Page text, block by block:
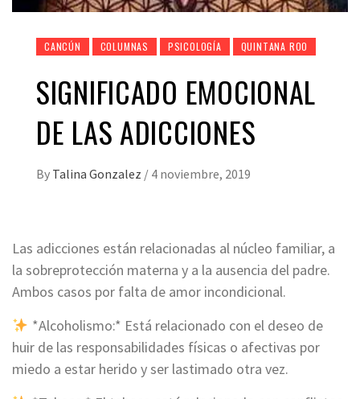
CANCÚN COLUMNAS PSICOLOGÍA QUINTANA ROO
SIGNIFICADO EMOCIONAL
DE LAS ADICCIONES
By Talina Gonzalez / 4 noviembre, 2019
Las adicciones están relacionadas al núcleo familiar, a
la sobreprotección materna y a la ausencia del padre.
Ambos casos por falta de amor incondicional.
*Alcoholismo:* Está relacionado con el deseo de
huir de las responsabilidades físicas o afectivas por
miedo a estar herido y ser lastimado otra vez.